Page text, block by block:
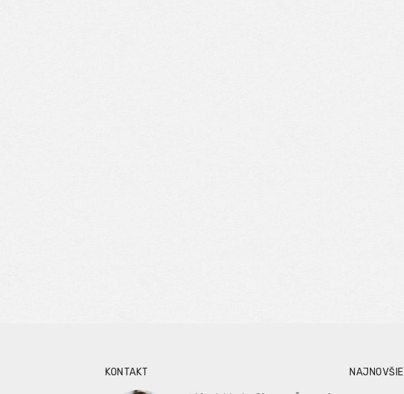
KONTAKT NAJNOVŠIE